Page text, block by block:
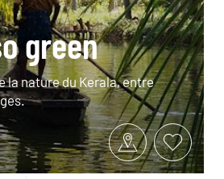
green
la nature du Kerala, entre